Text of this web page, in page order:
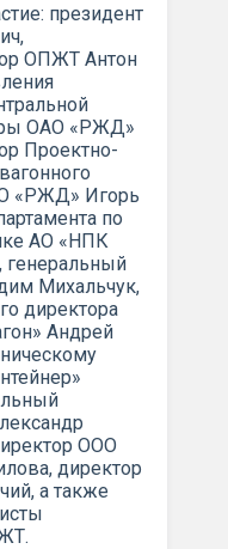
президент
ОПЖТ Антон
ОАО «РЖД»
Проектно-
«РЖД» Игорь
по
АО «НПК
генеральный
Михальчук,
директора
Андрей
ООО
директор
а также